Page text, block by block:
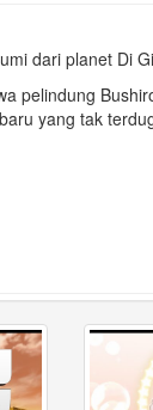
dari planet Di
pelindung
yang tak